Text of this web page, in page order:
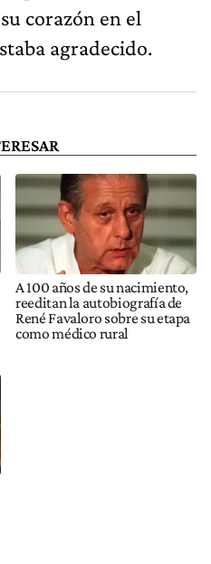
A 100 años de su nacimiento,
reeditan la autobiografía de
René Favaloro sobre su etapa
como médico rural